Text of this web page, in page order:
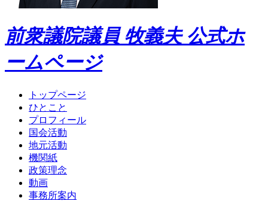
前衆議院議員 牧義夫 公式ホ
ームページ
トップページ
ひとこと
プロフィール
国会活動
地元活動
機関紙
政策理念
動画
事務所案内